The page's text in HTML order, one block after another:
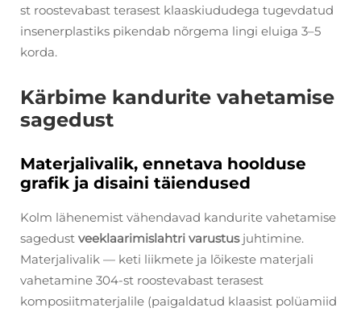
st roostevabast terasest klaaskiududega tugevdatud
insenerplastiks pikendab nõrgema lingi eluiga 3–5
korda.
Kärbime kandurite vahetamise
sagedust
Materjalivalik, ennetava hoolduse
grafik ja disaini täiendused
Kolm lähenemist vähendavad kandurite vahetamise
sagedust veeklaarimislahtri varustus juhtimine.
Materjalivalik — keti liikmete ja lõikeste materjali
vahetamine 304-st roostevabast terasest
komposiitmaterjalile (paigaldatud klaasist polüamiid